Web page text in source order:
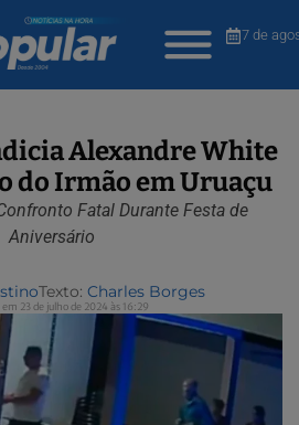
7 de
Alexandre White
do Irmão em Uruaçu
Fatal Durante Festa de
Aniversário
Texto: Charles Borges
23 de julho de 2024 às 16:29